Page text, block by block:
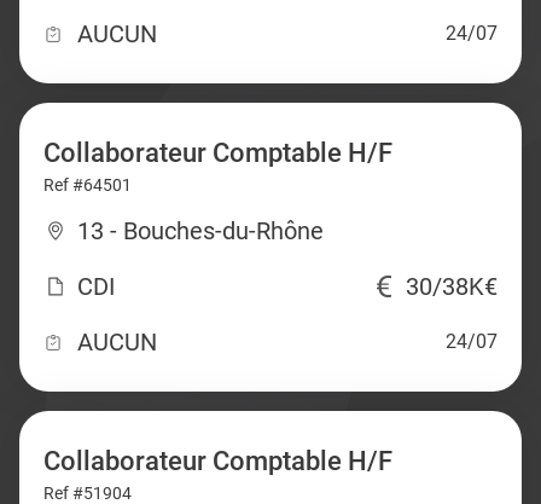
AUCUN
24/07
Collaborateur Comptable H/F
Ref #64501
13 - Bouches-du-Rhône
CDI
30/38K€
AUCUN
24/07
Collaborateur Comptable H/F
Ref #51904